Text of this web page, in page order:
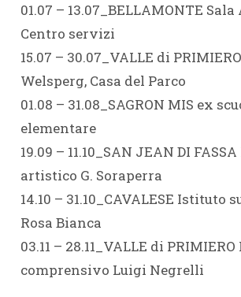
01.07 – 13.07_BELLAMONTE
Centro servizi
15.07 – 30.07_VALLE di
Welsperg, Casa del Parco
01.08 – 31.08_SAGRON MIS ex
elementare
19.09 – 11.10_SAN JEAN DI
artistico G. Soraperra
14.10 – 31.10_CAVALESE Istituto
Rosa Bianca
03.11 – 28.11_VALLE di
comprensivo Luigi Negrelli